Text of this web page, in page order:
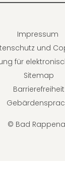
© Bad
Impressum
und
für
Sitemap
Barrierefreiheit